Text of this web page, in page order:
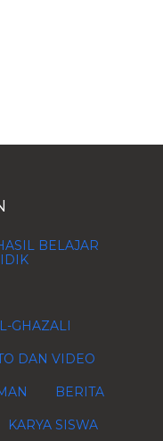
BELAJAR
GHAZALI
DAN VIDEO
BERITA
KARYA SISWA